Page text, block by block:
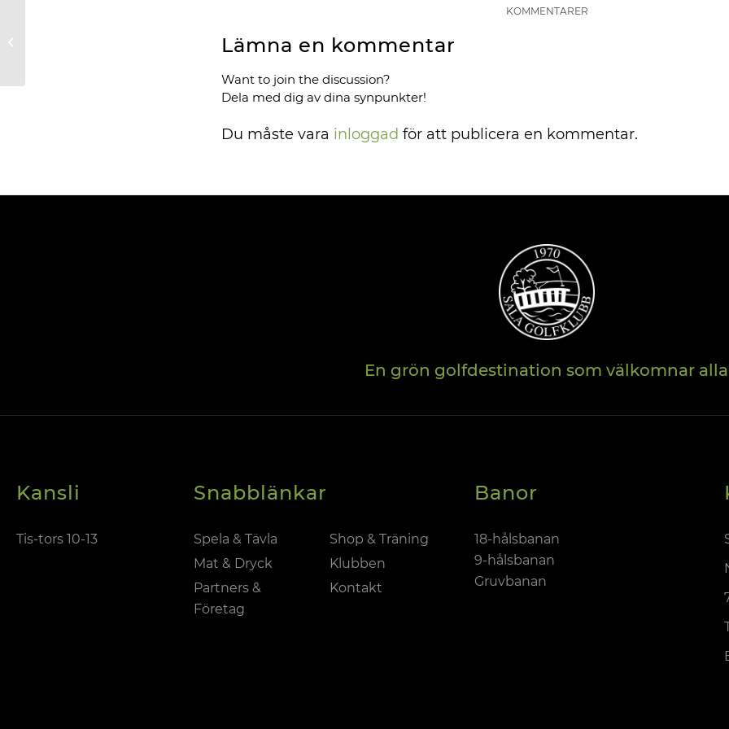
KOMMENTARER
Lämna en kommentar
Want to join the discussion?
Dela med dig av dina synpunkter!
Du måste vara inloggad för att publicera en kommentar.
En grön golfdestination som välkomnar alla
Kansli
Tis-tors 10-13
Snabblänkar
Spela & Tävla
Shop & Träning
Mat & Dryck
Klubben
Partners &
Företag
Kontakt
Banor
18-hålsbanan
9-hålsbanan
Gruvbanan